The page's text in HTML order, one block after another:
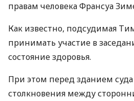
правам человека Франсуа
Как известно, подсудимая
принимать участие в
состояние здоровья.
При этом перед зданием
столкновения между